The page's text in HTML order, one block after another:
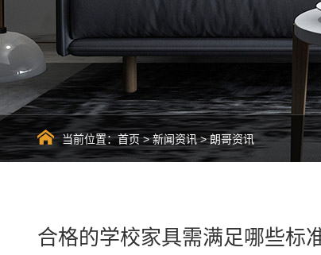
当前位置：首页>新闻资讯>朗哥资讯
合格的学校家具需满足哪些标准